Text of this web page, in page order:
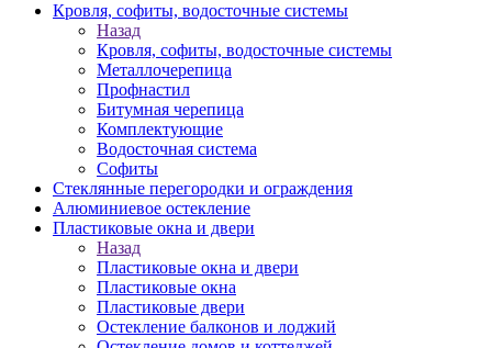
Кровля, софиты, водосточные системы
Назад
Кровля, софиты, водосточные системы
Металлочерепица
Профнастил
Битумная черепица
Комплектующие
Водосточная система
Софиты
Стеклянные перегородки и ограждения
Алюминиевое остекление
Пластиковые окна и двери
Назад
Пластиковые окна и двери
Пластиковые окна
Пластиковые двери
Остекление балконов и лоджий